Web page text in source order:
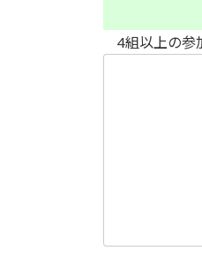
4組以上の参